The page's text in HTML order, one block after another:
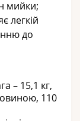
мийки;
легкій
до
– 15,1 кг,
110